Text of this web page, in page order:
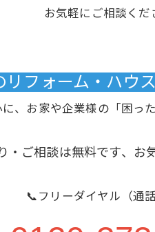
お気軽にご相談くだ
リフォーム・ハウ
、お家や企業様の「困っ
・ご相談は無料です、お
📞フリーダイヤル（通